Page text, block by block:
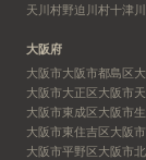
天川村野迫川村十津
大阪府
大阪市大阪市都島区
大阪市大正区大阪市
大阪市東成区大阪市
大阪市東住吉区大阪
大阪市平野区大阪市